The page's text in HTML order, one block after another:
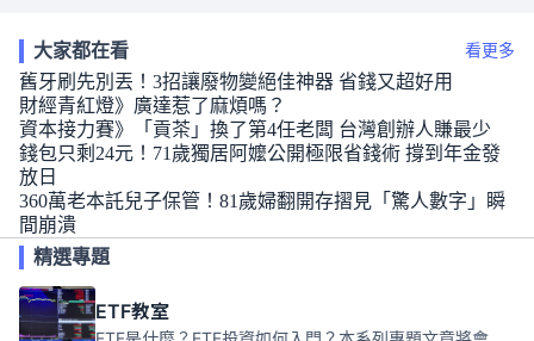
大家都在看 看更多
舊牙刷先別丟！3招讓廢物變絕佳神器 省錢又超好用
財經青紅燈》廣達惹了麻煩嗎？
資本接力賽》「貢茶」換了第4任老闆 台灣創辦人賺最少
錢包只剩24元！71歲獨居阿嬤公開極限省錢術 撐到年金發
放日
360萬老本託兒子保管！81歲婦翻開存摺見「驚人數字」瞬
間崩潰
精選專題
ETF教室